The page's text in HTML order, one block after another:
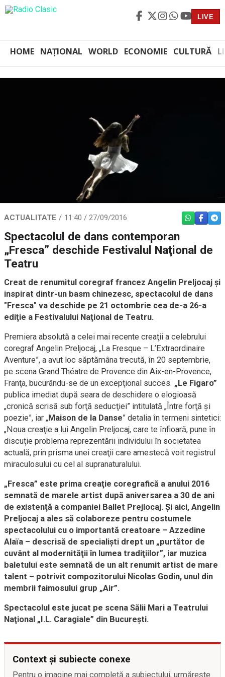
LIVE
HOME NAȚIONAL WORLD ECONOMIE CULTURĂ
ACTUALITATE 11:40 / 27/09/2016 WHATSAPP
Spectacolul de dans contemporan
„Fresca” deschide Festivalul Naţional de
Teatru
Creat de renumitul coregraf francez Angelin Preljocaj şi
inspirat dintr-un basm chinezesc, spectacolul de dans
"Fresca" va deschide pe 21 octombrie cea de-a 26-a
ediţie a Festivalului Naţional de Teatru.
Premiera absolută a celei mai recente creaţii a celebrului
coregraf Angelin Preljocaj, „La Fresque – L’Extraordinaire
Aventure”, a avut loc săptămâna trecută, în 20 septembrie,
pe scena Grand Théatre de Provence din Aix-en-Provence,
Franţa, bucurându-se de un excepţional succes. „Le Figaro”
publica imediat după seara de deschidere o elogioasă
„cronică scrisă sub forţă seducţiei” intitulată „Între forţă şi
poezie”, iar „Maison de la Danse” detalia în termeni sintetici:
„Noua creaţie a lui Angelin Preljocaj, care te înfioară, pune în
discuţie problema reprezentării individului în societatea
actuală, prin prisma unei creaţii care amestecă voit registrul
miraculosului cu cel al supranaturalului.
„Fresca” este prima creaţie coregrafică a anului 2016
semnată de marele artist după aniversarea a 30 de ani
de existenţă a companiei Ballet Prejlocaj. Şi aici, Angelin
Preljocaj a ales să colaboreze pentru costumele
spectacolului cu o importantă creatoare – Azzedine
Alaïa – descrisă de specialişti drept un „purtător de
cuvânt al modernităţii în lumea tradiţiilor”, iar muzica
baletului este semnată de un alt renumit artist de mare
talent – potrivit compozitorului Nicolas Godin, unul din
membrii faimosului grup „Air”.
Spectacolul este jucat pe scena Sălii Mari a Teatrului
Naţional „I.L. Caragiale” din Bucureşti.
Context și subiecte conexe
Pentru o imagine mai completă a subiectului, urmărește